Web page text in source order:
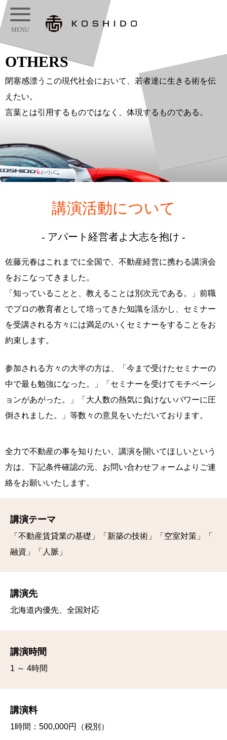
メ
イ
テ
ン
ツ
ス
キ
ッ
KOSHIDO
メ
ニ
ュ
ー
OTHERS
閉塞感漂うこの現代社会において、若者達に生きる術を伝
えたい。
言葉とは引用するものではなく、体現するものである。
講演活動について
- アパート経営者よ大志を抱け -
佐藤元春はこれまでに全国で、不動産経営に携わる講演会
をおこなってきました。
「知っていることと、教えることは別次元である。」 前職
でプロの教育者として培ってきた知識を活かし、 セミナー
を受講される方々には満足のいくセミナーをすることをお
約束します。
参加される方々の大半の方は、「今まで受けたセミナーの
中で最も勉強になった。」
「セミナーを受けてモチベーシ
ョンがあがった。」「大人数の熱気に負けないパワーに圧
倒されました。」 等数々の意見をいただいております。
全力で不動産の事を知りたい、講演を開いてほしいという
方は、下記条件確認の元、 お問い合わせフォームよりご連
絡をお願いいたします。
講演テーマ
「不動産賃貸業の基礎」「新築の技術」「空室対策」「
融資」「人脈」
講演先
北海道内優先、全国対応
講演時間
1 ～ 4時間
講演料
1時間：500,000円（税別）